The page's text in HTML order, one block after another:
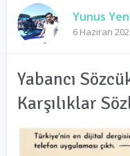
Yunus
6 Haziran
Yabancı
Karşılıklar